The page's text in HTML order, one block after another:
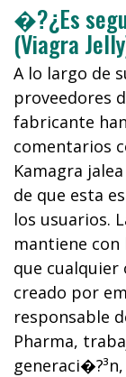
�?¿Es
(Viagra
A lo largo de
proveedores
fabricante
comentarios
Kamagra
de que esta
los usuarios.
mantiene con
que
creado por
responsable
Pharma,